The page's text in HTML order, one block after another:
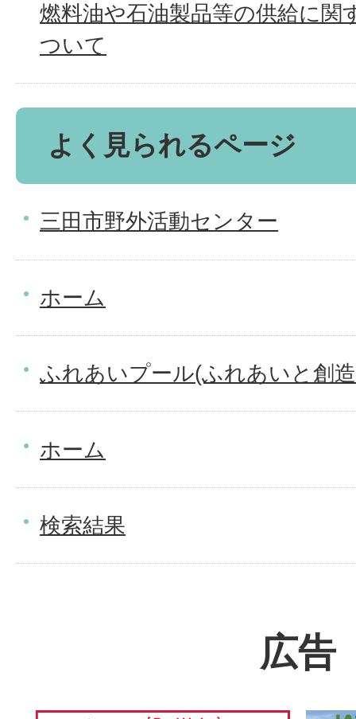
燃料油や石油製品等の供給に関
ついて
よく見られるページ
三田市野外活動センター
ホーム
ふれあいプール(ふれあいと創
ホーム
検索結果
広告